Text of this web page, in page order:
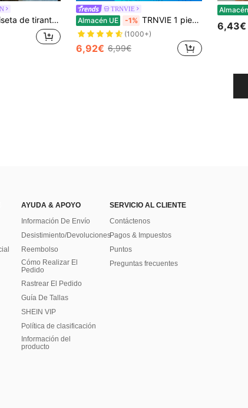
minimalista retro de unicolor, camiseta de punto sin espalda de moda de verano, versátil y casual, adecuada para el trabajo y el desplazamiento, blanco, estética de chica limpia
TRNVIE
Almacén UE -1% TRNVIE 1 pieza Top tubo negro casual con estilo americano, para fiesta de Año Nuevo, banquete, con parches de lentejuelas, espalda descubierta, cintura elástica, sexy y romántico para fiesta y club para mujeres
(1000+)
6,92€ 6,99€
6,43€
AYUDA & APOYO
Información De Envío
Desistimiento/Devoluciones
Reembolso
Cómo Realizar El
Pedido
Rastrear El Pedido
Guía De Tallas
SHEIN VIP
Política de clasificación
​Información del
producto
SERVICIO AL CLIENTE
Contáctenos
Pagos & Impuestos
Puntos
Preguntas frecuentes